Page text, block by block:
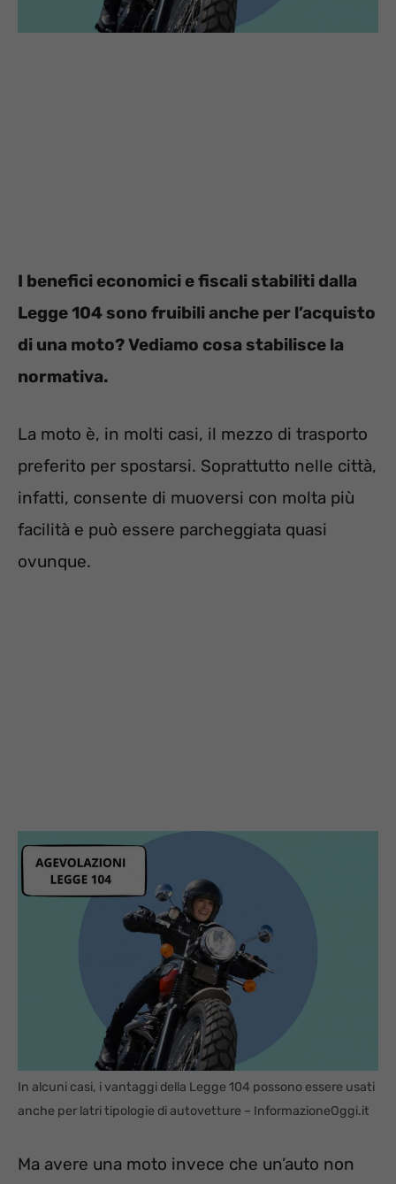
I benefici economici e fiscali stabiliti dalla
Legge 104 sono fruibili anche per l’acquisto
di una moto? Vediamo cosa stabilisce la
normativa.
La moto è, in molti casi, il mezzo di trasporto
preferito per spostarsi. Soprattutto nelle città,
infatti, consente di muoversi con molta più
facilità e può essere parcheggiata quasi
ovunque.
In alcuni casi, i vantaggi della Legge 104 possono essere usati
anche per latri tipologie di autovetture – InformazioneOggi.it
Ma avere una moto invece che un’auto non